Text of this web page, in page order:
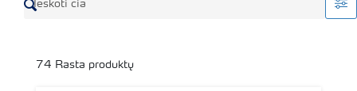
74 Rasta produktų